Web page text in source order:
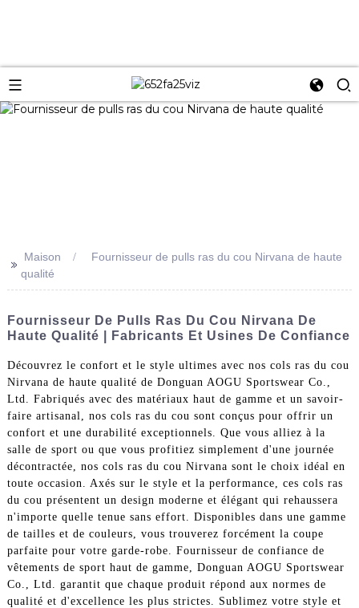
>> Maison
Fournisseur de pulls ras du cou Nirvana de haute
qualité
Fournisseur De Pulls Ras Du Cou Nirvana De
Haute Qualité | Fabricants Et Usines De Confiance
Découvrez le confort et le style ultimes avec nos cols ras du cou
Nirvana de haute qualité de Donguan AOGU Sportswear Co.,
Ltd. Fabriqués avec des matériaux haut de gamme et un savoir-
faire artisanal, nos cols ras du cou sont conçus pour offrir un
confort et une durabilité exceptionnels. Que vous alliez à la
salle de sport ou que vous profitiez simplement d'une journée
décontractée, nos cols ras du cou Nirvana sont le choix idéal en
toute occasion. Axés sur le style et la performance, ces cols ras
du cou présentent un design moderne et élégant qui rehaussera
n'importe quelle tenue sans effort. Disponibles dans une gamme
de tailles et de couleurs, vous trouverez forcément la coupe
parfaite pour votre garde-robe. Fournisseur de confiance de
vêtements de sport haut de gamme, Donguan AOGU Sportswear
Co., Ltd. garantit que chaque produit répond aux normes de
qualité et d'excellence les plus strictes. Sublimez votre style et